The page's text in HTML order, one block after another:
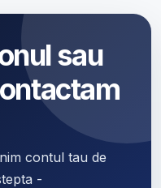
sau
contul tau de
-